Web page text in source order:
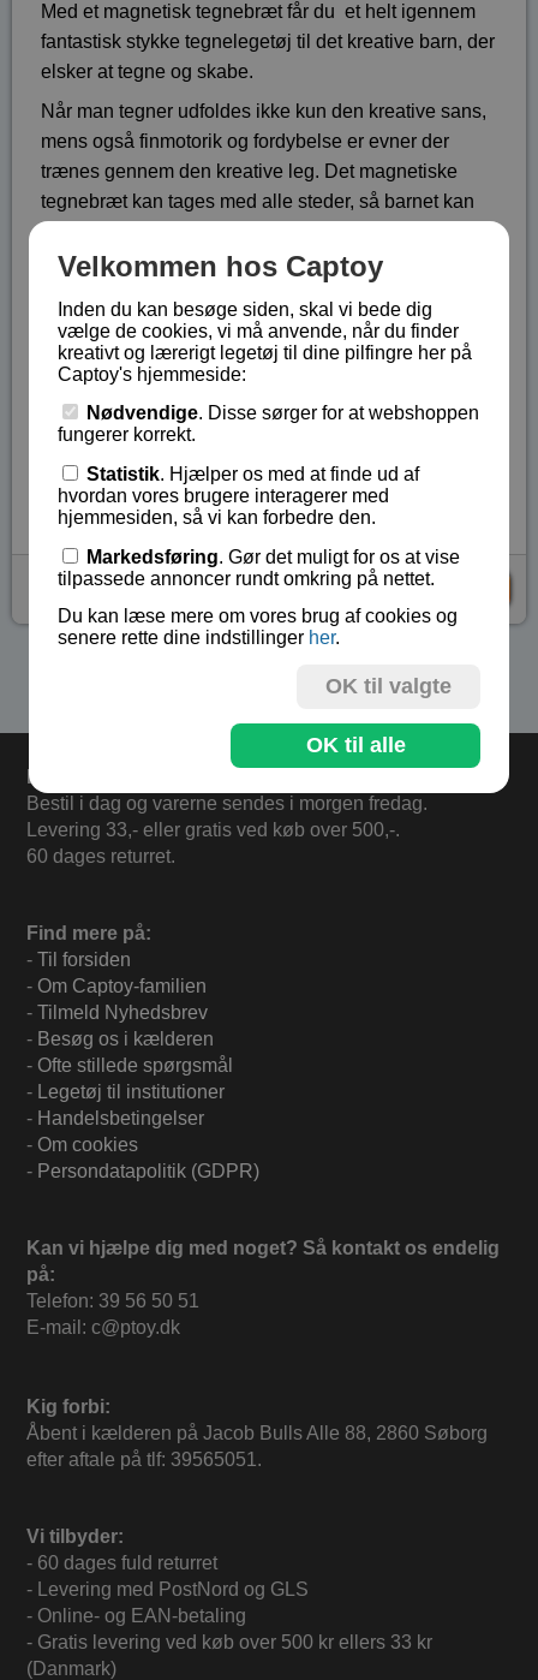
Med et magnetisk tegnebræt får du et helt igennem
fantastisk stykke tegnelegetøj til det kreative barn, der
elsker at tegne og skabe.
Når man tegner udfoldes ikke kun den kreative sans,
mens også finmotorik og fordybelse er evner der
trænes gennem den kreative leg. Det magnetiske
tegnebræt kan tages med alle steder, så barnet kan
familie. Når man vil tegne noget nyt, anvendes
tegneplade til at tegne på.
Selve den aktive tegneplade er på 19 cm x 14 cm.,
mens den ydre størrelse er på 32,5 cm x 25 cm.
Fra 3 år og opefter.
Lagerstatus:På lager
Vare nr.:ALL-68500
kr 129,- KØB
Levering
Bestil i dag og varerne sendes i morgen fredag.
Levering 33,- eller gratis ved køb over 500,-.
60 dages returret.
Find mere på:
- Til forsiden
- Om Captoy-familien
- Tilmeld Nyhedsbrev
- Besøg os i kælderen
- Ofte stillede spørgsmål
- Legetøj til institutioner
- Handelsbetingelser
- Om cookies
- Persondatapolitik (GDPR)
Kan vi hjælpe dig med noget? Så kontakt os endelig
på:
Telefon: 39 56 50 51
E-mail: c@ptoy.dk
Kig forbi:
Åbent i kælderen på Jacob Bulls Alle 88, 2860 Søborg
efter aftale på tlf: 39565051.
Vi tilbyder:
- 60 dages fuld returret
- Levering med PostNord og GLS
- Online- og EAN-betaling
- Gratis levering ved køb over 500 kr ellers 33 kr
(Danmark)
Velkommen hos Captoy
Inden du kan besøge siden, skal vi bede dig
vælge de cookies, vi må anvende, når du finder
kreativt og lærerigt legetøj til dine pilfingre her på
Captoy's hjemmeside:
Nødvendige. Disse sørger for at webshoppen
fungerer korrekt.
Statistik. Hjælper os med at finde ud af
hvordan vores brugere interagerer med
hjemmesiden, så vi kan forbedre den.
Markedsføring. Gør det muligt for os at vise
tilpassede annoncer rundt omkring på nettet.
Du kan læse mere om vores brug af cookies og
senere rette dine indstillinger her.
OK til valgte
OK til alle